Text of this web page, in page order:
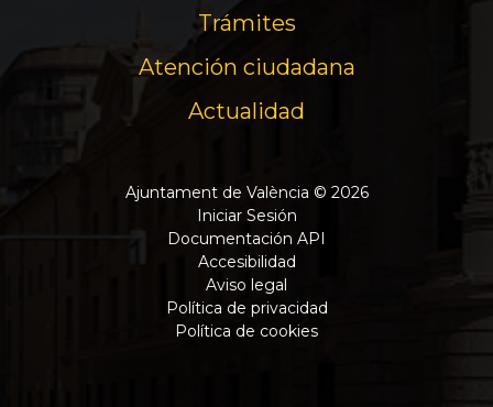
Trámites
Atención ciudadana
Actualidad
Ajuntament de València © 2026
Iniciar Sesión
Documentación API
Accesibilidad
Aviso legal
Política de privacidad
Política de cookies